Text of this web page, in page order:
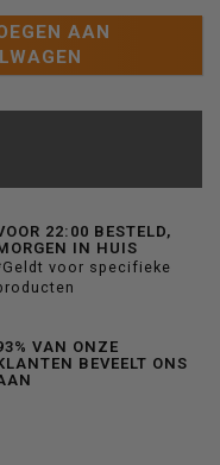
AAN
22:00 BESTELD,
IN HUIS
voor specifieke
VAN ONZE
BEVEELT ONS